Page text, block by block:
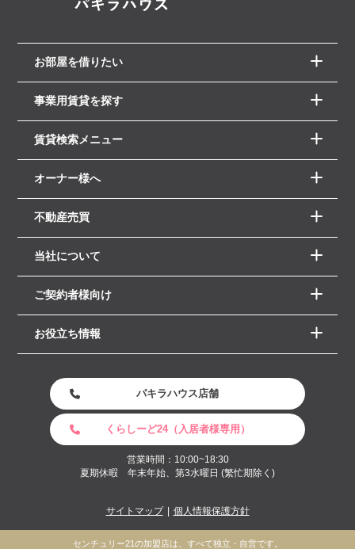
お部屋を借りたい
事業用賃貸を探す
賃貸検索メニュー
オーナー様へ
不動産売買
当社について
ご契約者様向け
お役立ち情報
パキラハウス店舗
くらしーど24（入居者様専用）
営業時間：10:00~18:30
夏期休暇 年末年始、第3水曜日 (繁忙期除く)
サイトマップ 個人情報保護方針
センチュリー21の加盟店は、すべて独立・自営です。